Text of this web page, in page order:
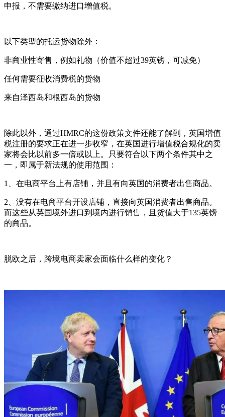
申报，不需要缴纳进口增值税。
以下类型的托运货物除外：
非商业性寄售，例如礼物（价值不超过39英镑，可减免）
任何需要征收消费税的货物
来自泽西岛和根西岛的货物
除此以外，通过HMRC的这份政策文件还能了解到，英国增值
税注册的要求正在进一步收窄，在英国进行增值税合规化的卖
家将会比以前多一倍或以上。只要符合以下两个条件其中之
一，即属于新法规的使用范围：
1、在电商平台上有店铺，并且有向英国的消费者出售商品。
2、没有在电商平台开设店铺，直接向英国消费者出售商品。
而这些从英国境外进口到境内进行销售，且货值大于135英镑
的商品。
脱欧之后，跨境电商卖家会面临什么样的变化？